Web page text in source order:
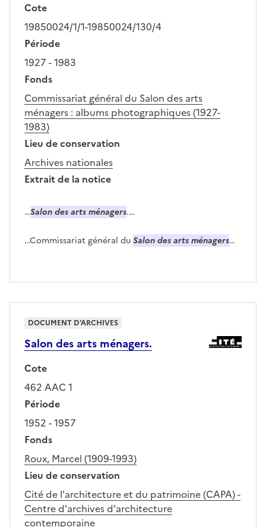
Cote
19850024/1/1-19850024/130/4
Période
1927 - 1983
Fonds
Commissariat général du Salon des arts
ménagers : albums photographiques (1927-
1983)
Lieu de conservation
Archives nationales
Extrait de la notice
…Salon des arts ménagers.…
…Commissariat général duSalon des arts ménagers…
Salon des arts ménagers.
Cote
462 AAC 1
Période
1952 - 1957
Fonds
Roux, Marcel (1909-1993)
Lieu de conservation
Cité de l'architecture et du patrimoine (CAPA) -
Centre d'archives d'architecture
contemporaine
DOCUMENT D'ARCHIVES